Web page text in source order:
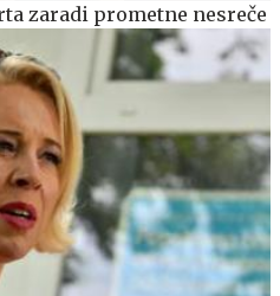
zaradi prometne nesreče